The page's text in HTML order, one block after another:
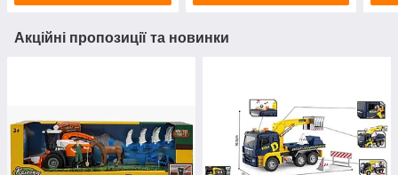
Акційні пропозиції та новинки